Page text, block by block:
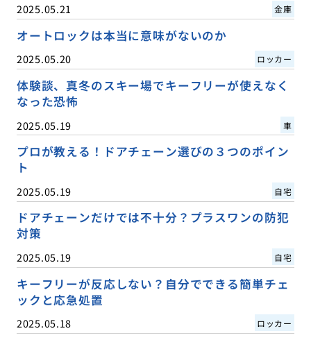
2025.05.21 金庫
オートロックは本当に意味がないのか
2025.05.20 ロッカー
体験談、真冬のスキー場でキーフリーが使えなく
なった恐怖
2025.05.19 車
プロが教える！ドアチェーン選びの３つのポイン
ト
2025.05.19 自宅
ドアチェーンだけでは不十分？プラスワンの防犯
対策
2025.05.19 自宅
キーフリーが反応しない？自分でできる簡単チェ
ックと応急処置
2025.05.18 ロッカー